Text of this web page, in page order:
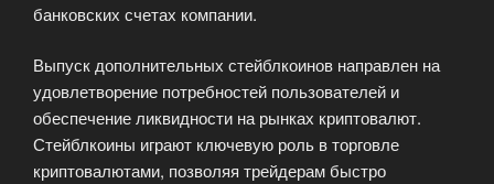
банковских счетах компании.
Выпуск дополнительных стейблкоинов направлен на
удовлетворение потребностей пользователей и
обеспечение ликвидности на рынках криптовалют.
Стейблкоины играют ключевую роль в торговле
криптовалютами, позволяя трейдерам быстро